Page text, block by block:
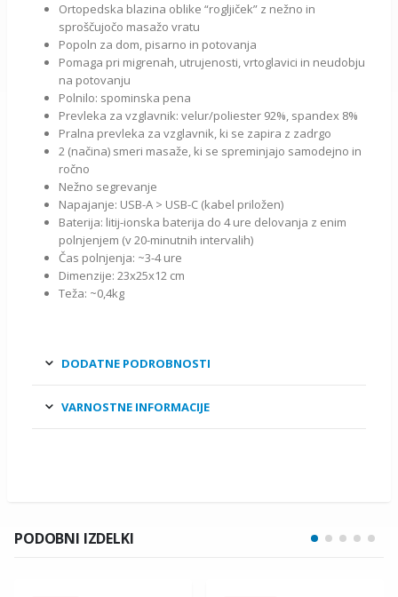
Ortopedska blazina oblike “rogljiček” z nežno in
sproščujočo masažo vratu
Popoln za dom, pisarno in potovanja
Pomaga pri migrenah, utrujenosti, vrtoglavici in neudobju
na potovanju
Polnilo: spominska pena
Prevleka za vzglavnik: velur/poliester 92%, spandex 8%
Pralna prevleka za vzglavnik, ki se zapira z zadrgo
2 (načina) smeri masaže, ki se spreminjajo samodejno in
ročno
Nežno segrevanje
Napajanje: USB-A > USB-C (kabel priložen)
Baterija: litij-ionska baterija do 4 ure delovanja z enim
polnjenjem (v 20-minutnih intervalih)
Čas polnjenja: ~3-4 ure
Dimenzije: 23x25x12 cm
Teža: ~0,4kg
DODATNE PODROBNOSTI
VARNOSTNE INFORMACIJE
PODOBNI IZDELKI